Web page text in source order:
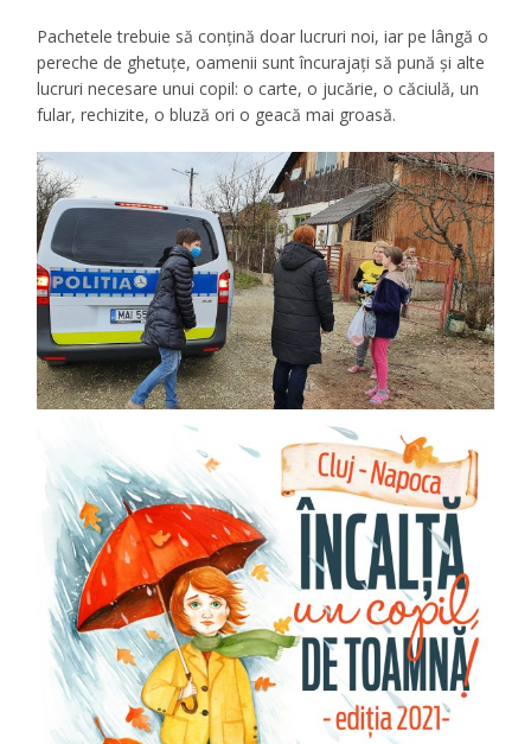
Pachetele trebuie să conțină doar lucruri noi, iar pe lângă o
pereche de ghetuțe, oamenii sunt încurajați să pună și alte
lucruri necesare unui copil: o carte, o jucărie, o căciulă, un
fular, rechizite, o bluză ori o geacă mai groasă.